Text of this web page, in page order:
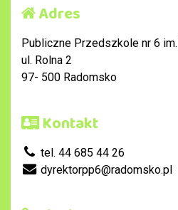
Adres
Publiczne Przedszkole nr 6
ul. Rolna 2
97- 500 Radomsko
Kontakt
tel. 44 685 44 26
dyrektorpp6@radomsko.pl